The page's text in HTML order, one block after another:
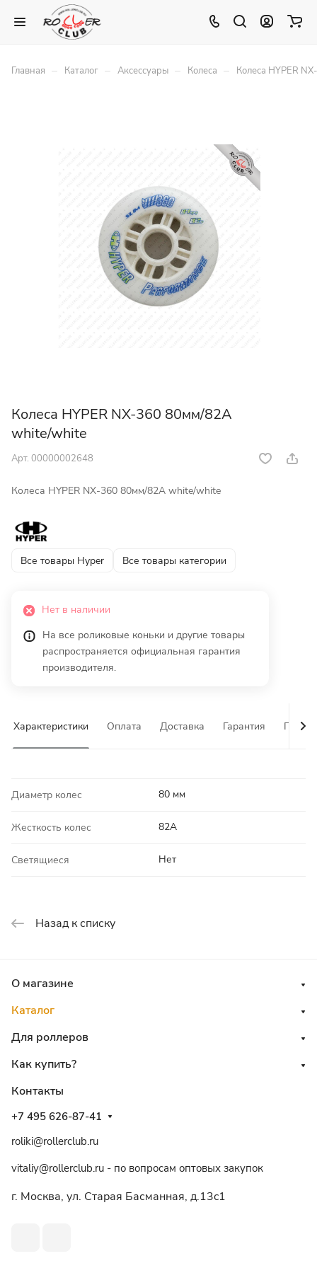
Главная – Каталог – Аксессуары – Колеса – Колеса HYPER
Колеса HYPER NX-360 80мм/82A
white/white
Арт. 00000002648
Колеса HYPER NX-360 80мм/82A white/white
Все товары Hyper Все товары категории
Нет в наличии
На все роликовые коньки и другие товары
распространяется официальная гарантия
производителя.
Характеристики Оплата Доставка Гарантия
Диаметр колес 80 мм
Жесткость колес 82A
Светящиеся Нет
Назад к списку
О магазине
Каталог
Для роллеров
Как купить?
Контакты
+7 495 626-87-41
roliki@rollerclub.ru
vitaliy@rollerclub.ru - по вопросам оптовых закупок
г. Москва, ул. Старая Басманная, д.13c1